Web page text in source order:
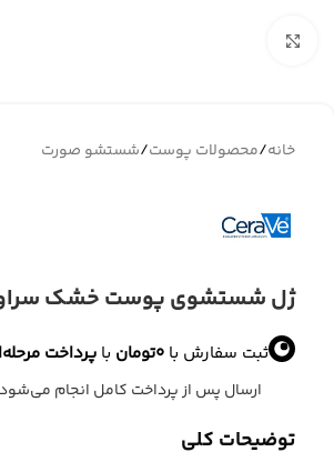
خانه/محصولات پوست/شستشو صورت
ژل شستشوی پوست خشک
ثبت سفارش با 0تومان با پرداخت
ارسال پس از پرداخت کامل انجام
توضیحات کلی